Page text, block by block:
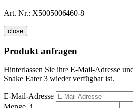
Art. Nr.: X5005006460-8
close
Produkt anfragen
Hinterlassen Sie ihre E-Mail-Adresse
Snake Eater 3 wieder verfügbar ist.
E-Mail-Adresse